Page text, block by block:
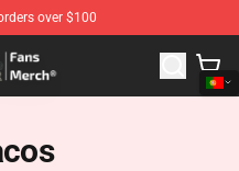
over $100
Vinnie Hacker Merchandise